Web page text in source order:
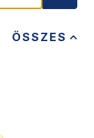
ÖSSZES